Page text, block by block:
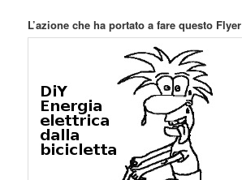
L’azione che ha portato a fare questo Flyer